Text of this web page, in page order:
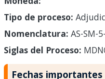
Tipo de proceso:
Nomenclatura: AS-SM-
Siglas del Proceso:
Fechas importantes